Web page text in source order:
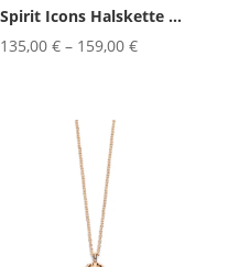
Spirit Icons Halskette Confetti ...
135,00€ – 159,00€